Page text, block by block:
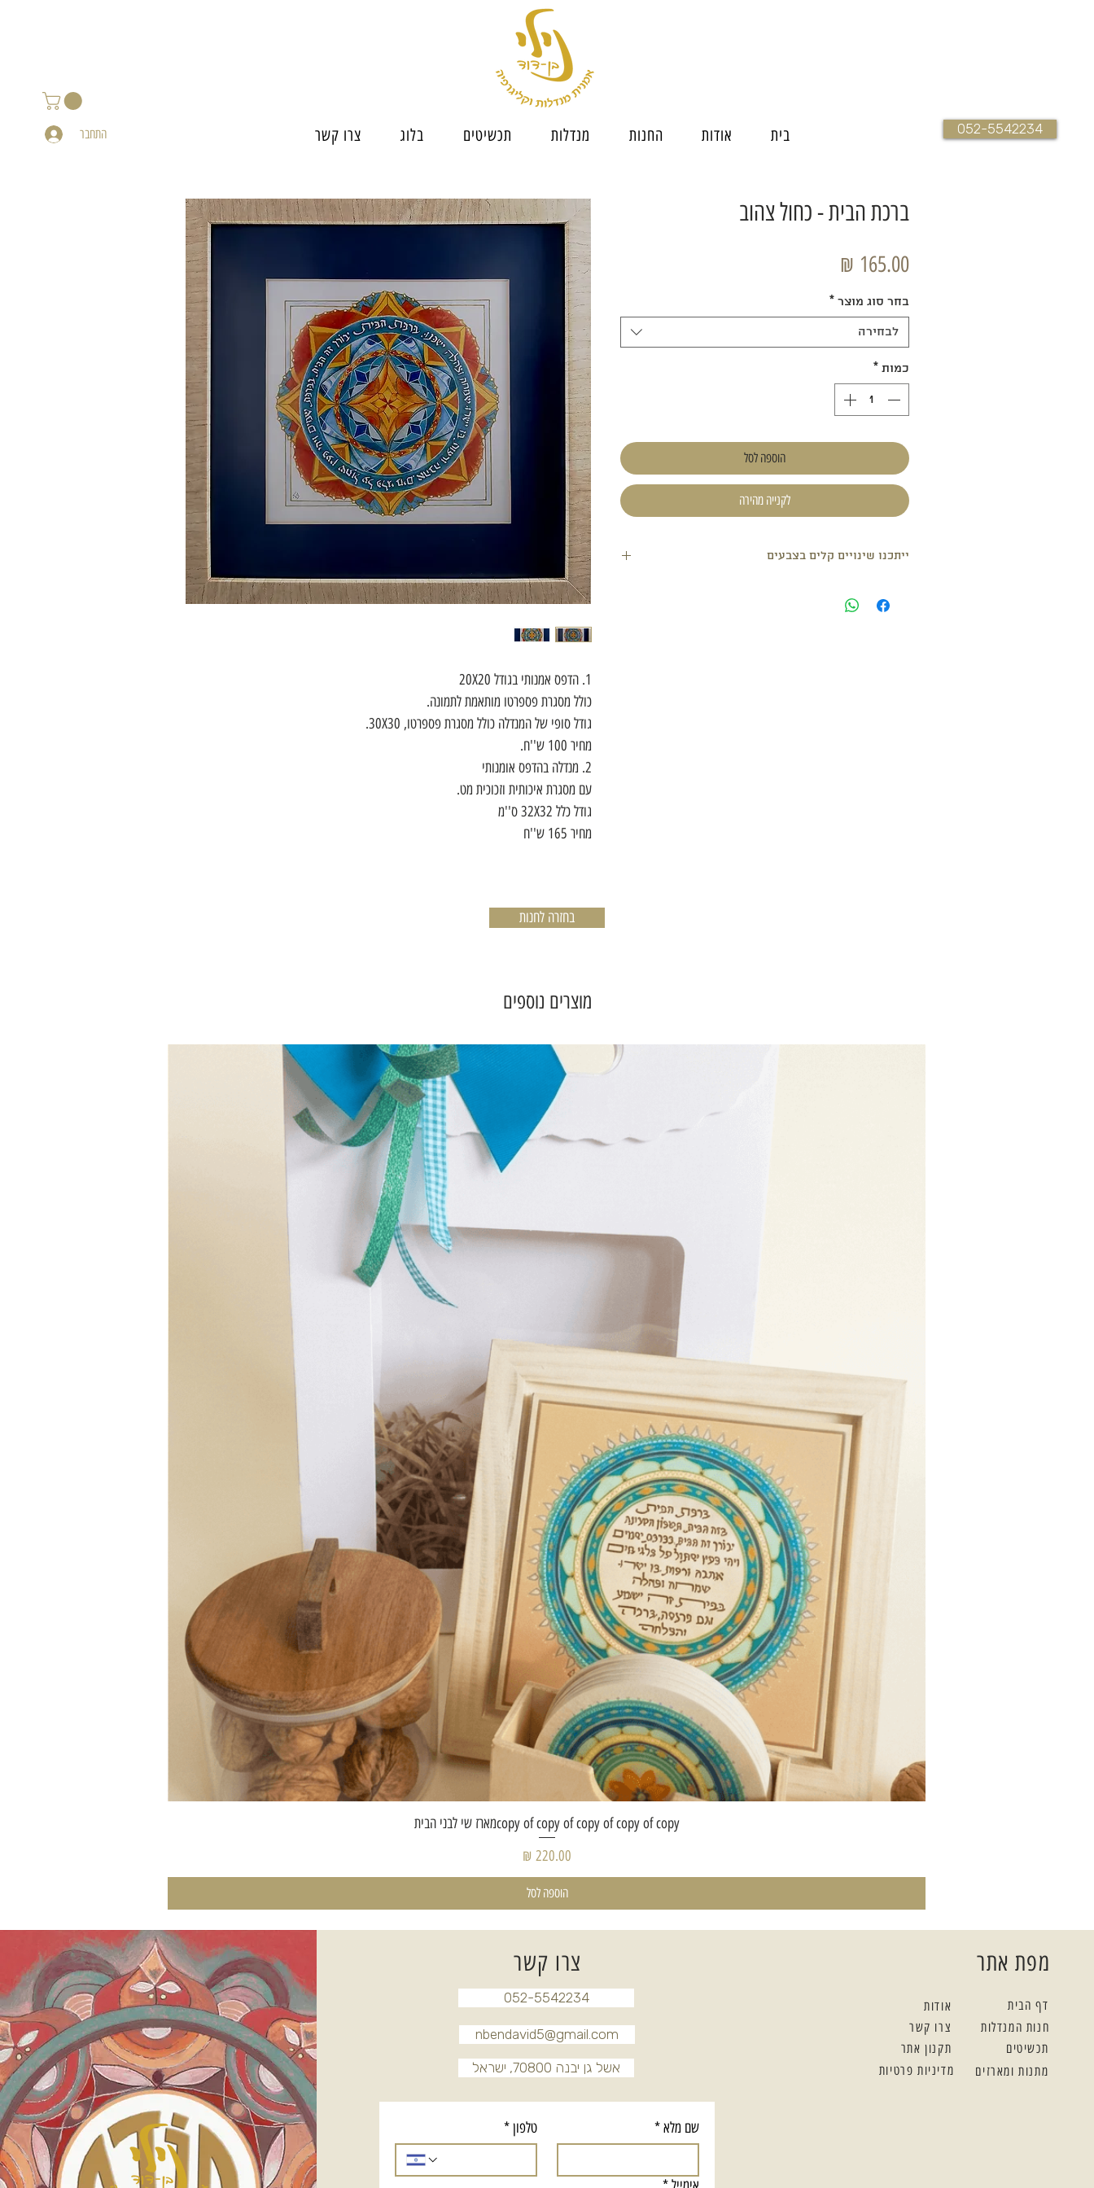
התחבר בית אודות החנות מנדלות תכשיטים בלוג צרו קשר 052-5542234
1. הדפס אמנותי בגודל 20X20
כולל מסגרת פספרטו מותאמת לתמונה.
גודל סופי של המנדלה כולל מסגרת פספרטו, 30X30.
מחיר 100 ש''ח.
2. מנדלה בהדפס אומנותי
עם מסגרת איכותית וזכוכית מט.
גודל כלל 32X32 ס''מ
מחיר 165 ש''ח
ברכת הבית - כחול צהוב
בחר סוג מוצר *
לבחירה
כמות *
הוספה לסל
לקנייה מהירה
ייתכנו שינויים קלים בצבעים
בחזרה לחנות
מוצרים נוספים
תצוגה מהירה
copy of copy of copy of copy of copyמארז שי לבני הבית
מחיר
הוספה לסל
צרו קשר
052-5542234
nbendavid5@gmail.com
אשל גן יבנה 70800, ישראל
שם מלא* טלפון *
מפת אתר
דף הבית
אודות
חנות המנדלות
צרו קשר
תקנון אתר
תכשיטים
מדיניות פרטיות
מתנות ומארזים